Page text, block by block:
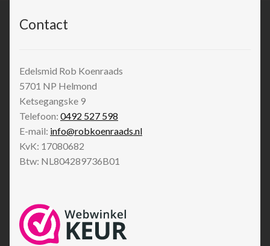
Contact
Edelsmid Rob Koenraads
5701 NP Helmond
Ketsegangske 9
Telefoon: 0492 527 598
E-mail: info@robkoenraads.nl
KvK: 17080682
Btw: NL804289736B01